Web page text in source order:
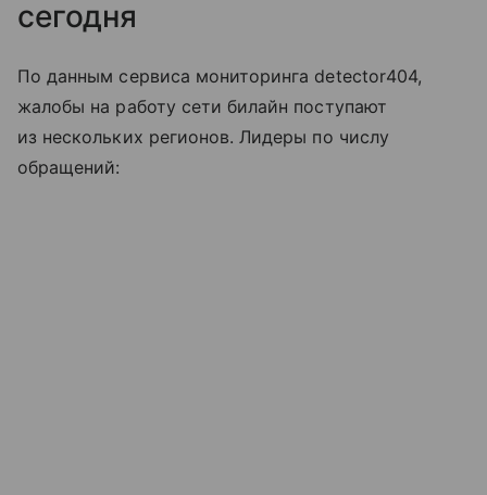
сегодня
По данным сервиса мониторинга detector404,
жалобы на работу сети билайн поступают
из нескольких регионов. Лидеры по числу
обращений: